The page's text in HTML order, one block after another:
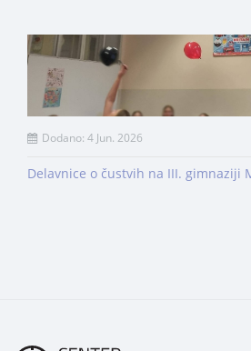
Dodano: 4 Jun. 2026
Delavnice o čustvih na III. gimnaziji